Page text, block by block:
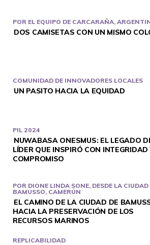
POR EL EQUIPO DE CARCARAÑA,
DOS CAMISETAS CON UN MISMO
COMUNIDAD DE INNOVADORES LOCALES
UN PASITO HACIA LA EQUIDAD
PIL 2024
NUWABASA ONESMUS: EL LEGADO
LÍDER QUE INSPIRÓ CON INTEGRIDAD
COMPROMISO
POR DIONE LINDA SONE, DESDE LA CIUDAD
BAMUSSO, CAMERÚN
EL CAMINO DE LA CIUDAD DE
HACIA LA PRESERVACIÓN DE LOS
RECURSOS MARINOS
REPLICABILIDAD